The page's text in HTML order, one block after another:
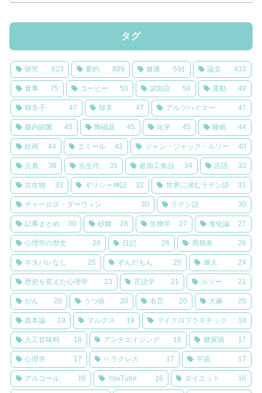
タグ
研究 823 要約 809 健康 591 論文 433
食事 75 コーヒー 50 認知症 50 運動 49
韓非子 47 韓非 47 アルツハイマー 47
腸内細菌 45 陶磁器 45 化学 45 睡眠 44
絵画 44 エミール 42 ジャン・ジャック・ルソー 40
元素 36 古生代 35 超加工食品 34 言語 33
古生物 33 ギリシャ神話 32 世界に潜むラテン語 31
チャールズ・ダーウィン 30 ラテン語 30
記事まとめ 30 砂糖 28 生物学 27 進化論 27
心理学の歴史 26 日記 26 周期表 26
ネタバレなし 25 ずんだもん 25 偉人 24
歴史を変えた心理学 23 言語学 21 ルソー 21
がん 20 うつ病 20 名言 20 大麻 20
資本論 19 マルクス 19 マイクロプラスチック 18
人工甘味料 18 アンチエイジング 18 糖尿病 17
心理学 17 ヘラクレス 17 宇宙 17
アルコール 16 YouTube 16 ダイエット 16